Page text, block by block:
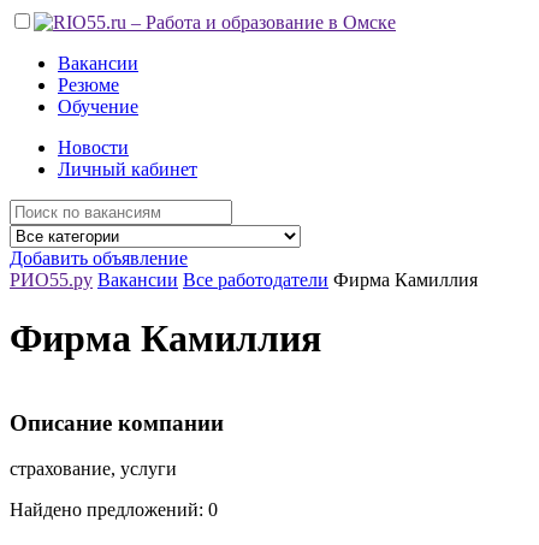
Вакансии
Резюме
Обучение
Новости
Личный кабинет
Добавить объявление
РИО55.ру Вакансии Все работодатели Фирма Камиллия
Фирма Камиллия
Описание компании
страхование, услуги
Найдено предложений: 0